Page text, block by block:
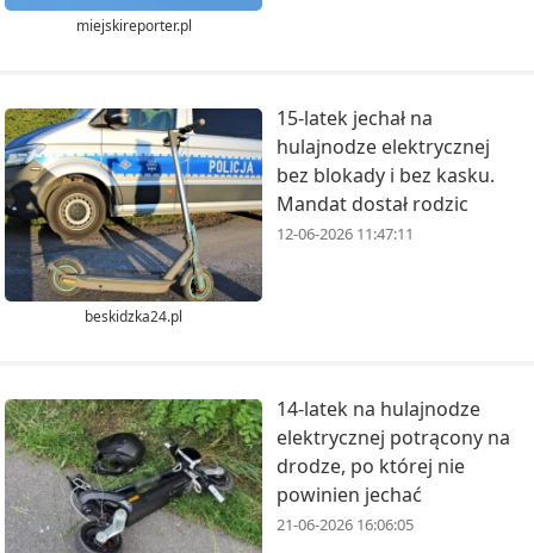
miejskireporter.pl
beskidzka24.pl
15-latek jechał na
hulajnodze elektrycznej
bez blokady i bez kasku.
Mandat dostał rodzic
12-06-2026 11:47:11
14-latek na hulajnodze
elektrycznej potrącony na
drodze, po której nie
powinien jechać
21-06-2026 16:06:05